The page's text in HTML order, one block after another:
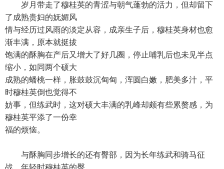
岁月带走了穆桂英的青涩与朝气蓬勃的活力，但却留下
了成熟贵妇的妩媚风
情与经历过风雨的淡定从容，成亲生子后，穆桂英身材也愈
渐丰满，原本就挺拔
饱满的酥胸在产后又增大了好几圈，停止哺乳后也未见半点
缩小，如同两个硕大
成熟的蟠桃一样，胀鼓鼓沉甸甸，浑圆白嫩，肥美多汁，平
时穆桂英倒也觉得不
妨事，但练武时，这对硕大丰满的乳峰却颇有些累赘感，为
穆桂英平添了一份幸
福的烦恼。
与酥胸同步增长的还有臀部，因为长年练武和骑马征
战，年轻时穆桂英的臀